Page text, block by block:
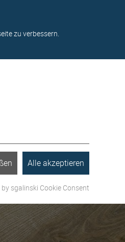
zu verbessern.
Alle akzeptieren
sgalinski Cookie Consent